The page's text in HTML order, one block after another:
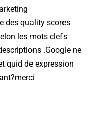
des quality scores
les mots clefs
.Google ne
quid de expression